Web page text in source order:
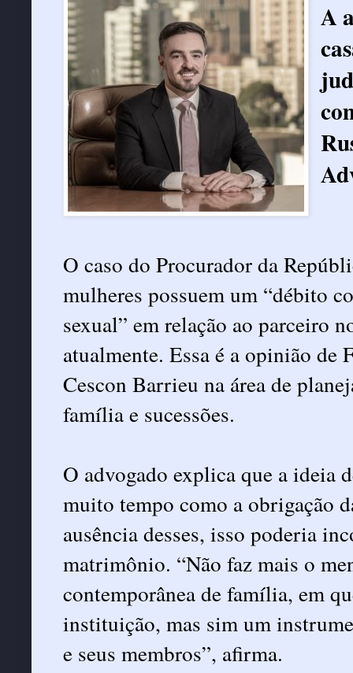
A
O caso do Procurador da
mulheres possuem um “débito
sexual” em relação ao parceiro
atualmente. Essa é a opinião de
Cescon Barrieu na área de
família e sucessões.
O advogado explica que a ideia
muito tempo como a obrigação
ausência desses, isso poderia
matrimônio. “Não faz mais o
contemporânea de família, em
instituição, mas sim um
e seus membros”, afirma.